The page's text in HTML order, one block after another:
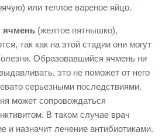
или теплое вареное яйцо.
ячмень (желтое пятнышко),
так как на этой стадии они могут
Образовавшийся ячмень ни
это не поможет от него
серьезными последствиями.
может сопровождаться
В таком случае врач
и назначит лечение антибиотиками.